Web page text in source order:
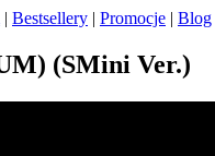
| Bestsellery | Promocje | Blog
(SMini Ver.)